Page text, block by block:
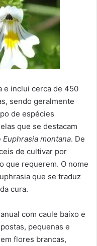
e inclui cerca de 450
sendo geralmente
de espécies
que se destacam
Euphrasia montana. De
de cultivar por
que requerem. O nome
que se traduz
cura.
com caule baixo e
pequenas e
flores brancas,